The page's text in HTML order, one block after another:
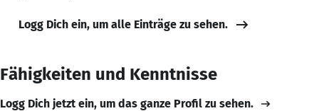
Logg Dich ein, um alle Einträge zu sehen.
Fähigkeiten und Kenntnisse
Logg Dich jetzt ein, um das ganze Profil zu sehen.